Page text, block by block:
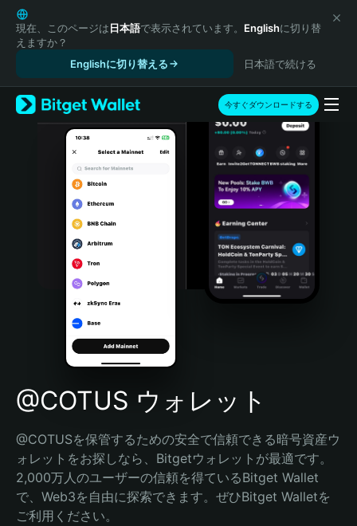
English
日本語
Tiếng Việt
Español (Latinoamérica)
Türkçe
Italiano
Português (Portugal)
Bahasa Indonesia
Português (Brasil)
Español (Argentina)
現在、このページは日本語で表示されています。 Englishに切り替
えますか？
Englishに切り替える
日本語で続ける
今すぐダウンロードする
@COTUS ウォレット
@COTUSを保管するための安全で信頼できる暗号資産ウ
ォレットをお探しなら、Bitgetウォレットが最適です。
2,000万人のユーザーの信頼を得ているBitget Wallet
で、Web3を自由に探索できます。ぜひBitget Walletを
ご利用ください。